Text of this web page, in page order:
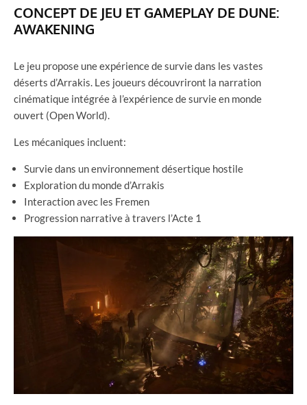
CONCEPT DE JEU ET GAMEPLAY DE DUNE:
AWAKENING
Le jeu propose une expérience de survie dans les vastes
déserts d’Arrakis. Les joueurs découvriront la narration
cinématique intégrée à l’expérience de survie en monde
ouvert (Open World).
Les mécaniques incluent:
Survie dans un environnement désertique hostile
Exploration du monde d’Arrakis
Interaction avec les Fremen
Progression narrative à travers l’Acte 1